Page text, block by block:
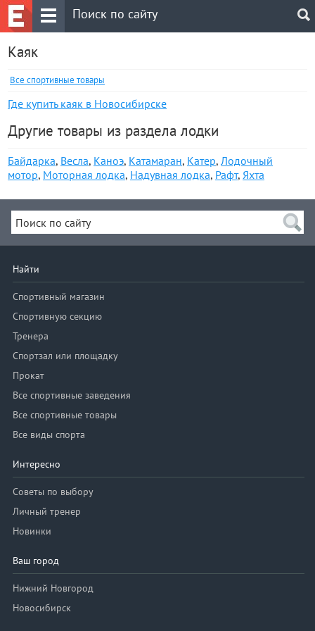
Каяк
Все спортивные товары
Где купить каяк в Новосибирске
Другие товары из раздела лодки
Байдарка, Весла, Каноэ, Катамаран, Катер, Лодочный
мотор, Моторная лодка, Надувная лодка, Рафт, Яхта
Найти
Спортивный магазин
Спортивную секцию
Тренера
Спортзал или площадку
Прокат
Все спортивные заведения
Все спортивные товары
Все виды спорта
Интересно
Советы по выбору
Личный тренер
Новинки
Ваш город
Нижний Новгород
Новосибирск